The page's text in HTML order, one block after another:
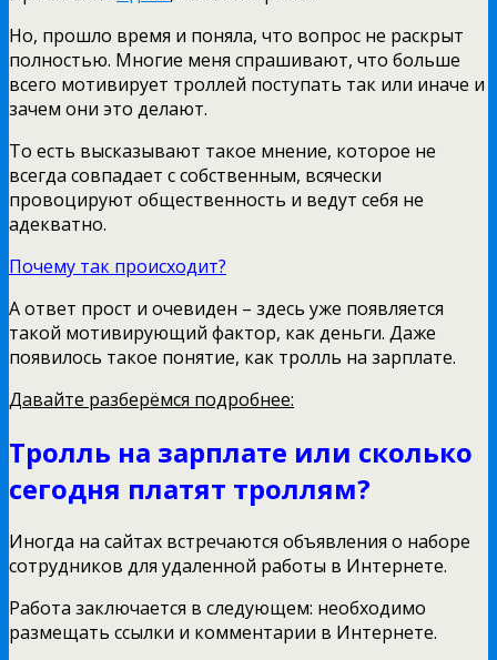
Но, прошло время и поняла, что вопрос не раскрыт
полностью. Многие меня спрашивают, что больше
всего мотивирует троллей поступать так или иначе и
зачем они это делают.
То есть высказывают такое мнение, которое не
всегда совпадает с собственным, всячески
провоцируют общественность и ведут себя не
адекватно.
Почему так происходит?
А ответ прост и очевиден – здесь уже появляется
такой мотивирующий фактор, как деньги. Даже
появилось такое понятие, как тролль на зарплате.
Давайте разберёмся подробнее:
Тролль на зарплате или сколько
сегодня платят троллям?
Иногда на сайтах встречаются объявления о наборе
сотрудников для удаленной работы в Интернете.
Работа заключается в следующем: необходимо
размещать ссылки и комментарии в Интернете.